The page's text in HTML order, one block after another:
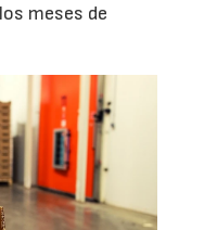
meses de